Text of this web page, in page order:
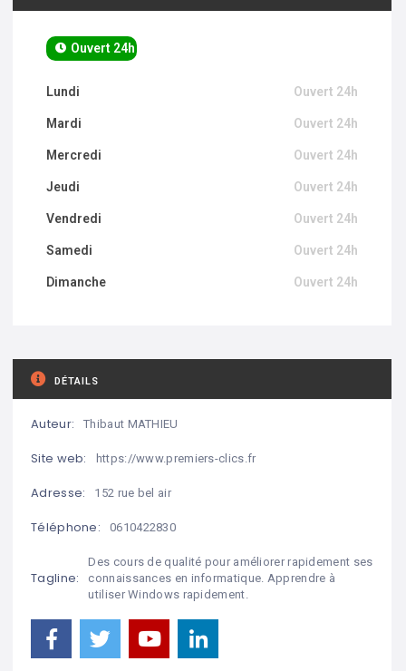
Ouvert 24h
Lundi Ouvert 24h
Mardi Ouvert 24h
Mercredi Ouvert 24h
Jeudi Ouvert 24h
Vendredi Ouvert 24h
Samedi Ouvert 24h
Dimanche Ouvert 24h
DÉTAILS
Auteur: Thibaut MATHIEU
Site web: https://www.premiers-clics.fr
Adresse: 152 rue bel air
Téléphone: 0610422830
Tagline:
Des cours de qualité pour améliorer rapidement ses
connaissances en informatique. Apprendre à
utiliser Windows rapidement.